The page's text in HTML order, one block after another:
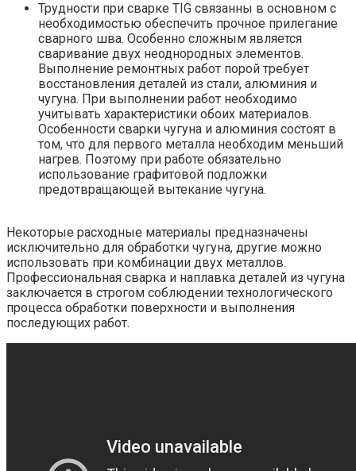
Трудности при сварке TIG связанны в основном с
необходимостью обеспечить прочное прилегание
сварного шва. Особенно сложным является
сваривание двух неоднородных элементов.
Выполнение ремонтных работ порой требует
восстановления деталей из стали, алюминия и
чугуна. При выполнении работ необходимо
учитывать характеристики обоих материалов.
Особенности сварки чугуна и алюминия состоят в
том, что для первого металла необходим меньший
нагрев. Поэтому при работе обязательно
использование графитовой подложки
предотвращающей вытекание чугуна.
Некоторые расходные материалы предназначены
исключительно для обработки чугуна, другие можно
использовать при комбинации двух металлов.
Профессиональная сварка и наплавка деталей из чугуна
заключается в строгом соблюдении технологического
процесса обработки поверхности и выполнения
последующих работ.